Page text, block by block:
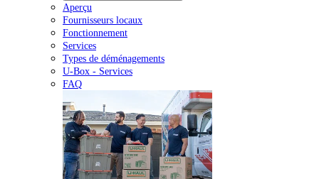
Aperçu
Fournisseurs locaux
Fonctionnement
Services
Types de déménagements
U-Box - Services
FAQ